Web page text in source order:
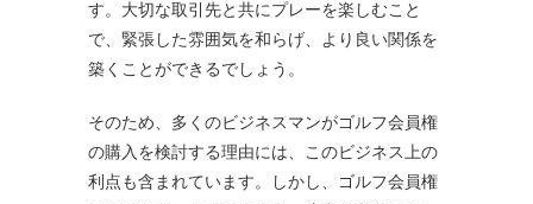
す。大切な取引先と共にプレーを楽しむこと
で、緊張した雰囲気を和らげ、より良い関係を
築くことができるでしょう。
そのため、多くのビジネスマンがゴルフ会員権
の購入を検討する理由には、このビジネス上の
利点も含まれています。しかし、ゴルフ会員権